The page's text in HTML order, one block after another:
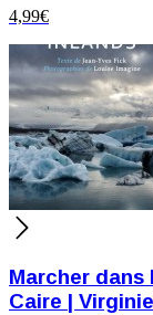
4,99€
Marcher dans
Caire |